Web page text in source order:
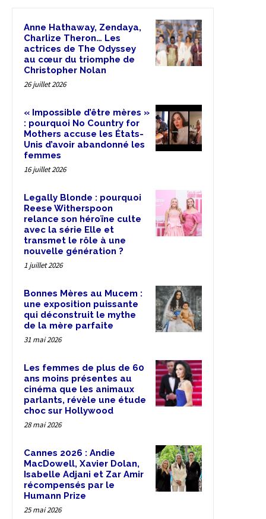
Anne Hathaway, Zendaya,
Charlize Theron… Les
actrices de The Odyssey
au cœur du triomphe de
Christopher Nolan
26 juillet 2026
« Impossible d’être mères »
: pourquoi No Country for
Mothers accuse les États-
Unis d’avoir abandonné les
femmes
16 juillet 2026
Legally Blonde : pourquoi
Reese Witherspoon
relance son héroïne culte
avec la série Elle et
transmet le rôle à une
nouvelle génération ?
1 juillet 2026
Bonnes Mères au Mucem :
une exposition puissante
qui déconstruit le mythe
de la mère parfaite
31 mai 2026
Les femmes de plus de 60
ans moins présentes au
cinéma que les animaux
parlants, révèle une étude
choc sur Hollywood
28 mai 2026
Cannes 2026 : Andie
MacDowell, Xavier Dolan,
Isabelle Adjani et Zar Amir
récompensés par le
Humann Prize
25 mai 2026